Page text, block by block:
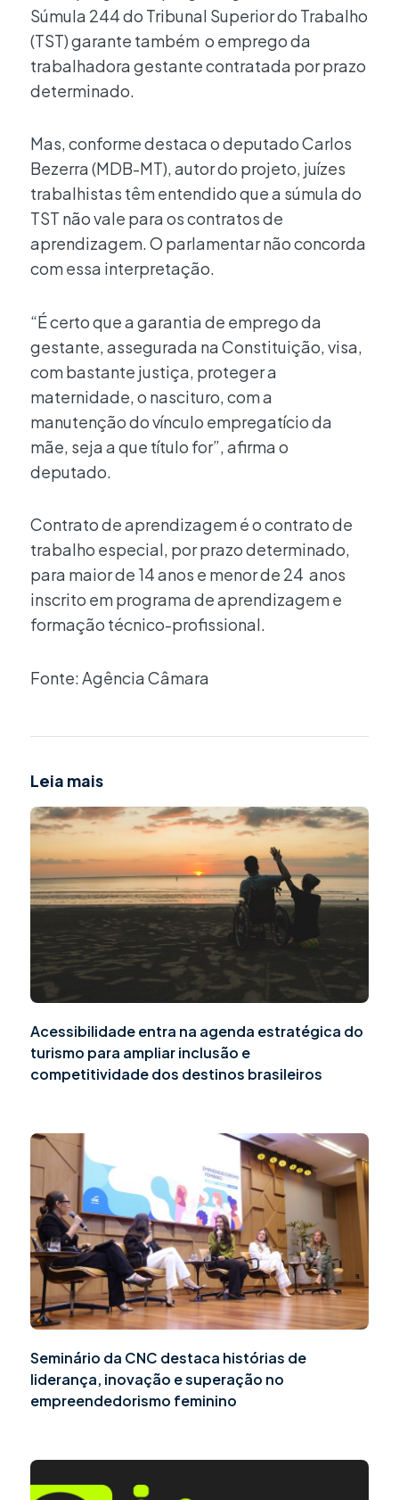
Súmula 244 do Tribunal Superior do Trabalho
(TST) garante também o emprego da
trabalhadora gestante contratada por prazo
determinado.
Mas, conforme destaca o deputado Carlos
Bezerra (MDB-MT), autor do projeto, juízes
trabalhistas têm entendido que a súmula do
TST não vale para os contratos de
aprendizagem. O parlamentar não concorda
com essa interpretação.
“É certo que a garantia de emprego da
gestante, assegurada na Constituição, visa,
com bastante justiça, proteger a
maternidade, o nascituro, com a
manutenção do vínculo empregatício da
mãe, seja a que título for”, afirma o
deputado.
Contrato de aprendizagem é o contrato de
trabalho especial, por prazo determinado,
para maior de 14 anos e menor de 24 anos
inscrito em programa de aprendizagem e
formação técnico-profissional.​
Fonte: Agência Câmara
Leia mais
Acessibilidade entra na agenda estratégica do
turismo para ampliar inclusão e
competitividade dos destinos brasileiros
Seminário da CNC destaca histórias de
liderança, inovação e superação no
empreendedorismo feminino